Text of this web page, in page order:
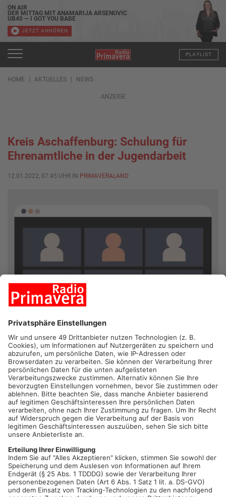
ON AIR
DER MITTAG MIT ANAMARIJA ARSENOVIC
UB40 — I GOT YOU BABE
JETZT ANHÖREN
PLAYLIST
HOME AKTUELLES NEWS
ANZEIGE
Kreis Aschaffenburg: Schulung für
Ehrenamtliche in der Jugendarbeit
12.01.2022, 07:45 UHR IN PRIMAVERALAND
KREIS ASCHAFFENBURG.Die kommunale Jugendarbeit im
Landratsamt Aschaffenburg bietet heute Abend wieder eine
Schulung für Ehrenamtliche in der Jugendarbeit an. Thema
sind dabei die rechtlichen Grundlagen der Jugendarbeit, wie
etwa der Aufsichtspflicht oder dem Jugendschutz. Die
Schulung findet um 19:30 per Videokonferenz über Webex
statt.
Artikel teilen
ANZEIGE